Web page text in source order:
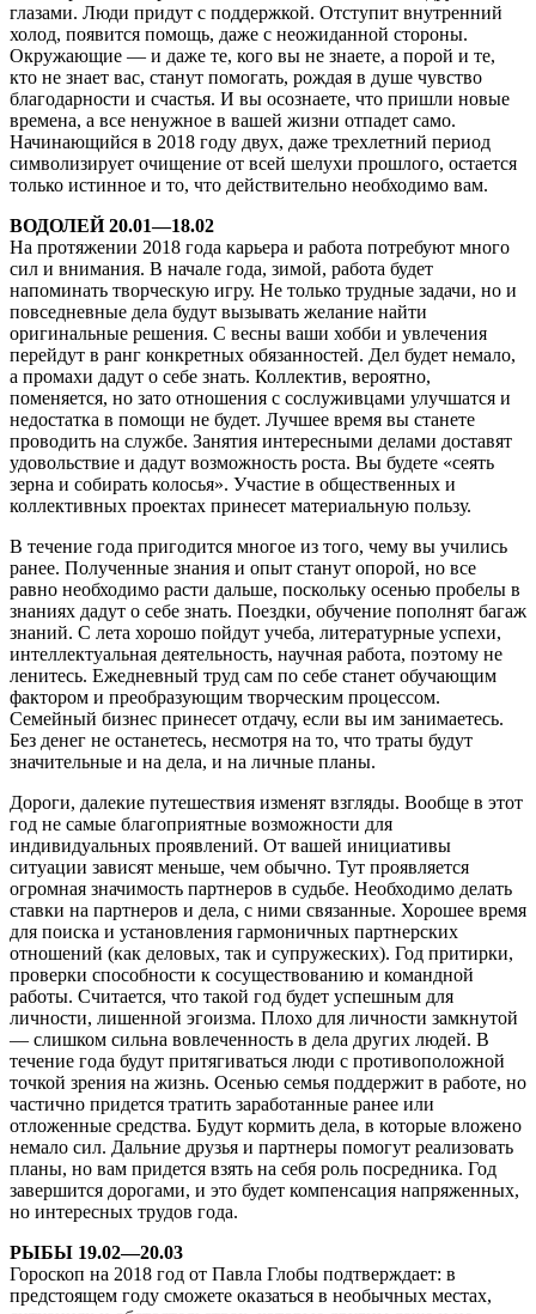
глазами. Люди придут с поддержкой. Отступит внутренний
холод, появится помощь, даже с неожиданной стороны.
Окружающие — и даже те, кого вы не знаете, а порой и те,
кто не знает вас, станут помогать, рождая в душе чувство
благодарности и счастья. И вы осознаете, что пришли новые
времена, а все ненужное в вашей жизни отпадет само.
Начинающийся в 2018 году двух, даже трехлетний период
символизирует очищение от всей шелухи прошлого, остается
только истинное и то, что действительно необходимо вам.
ВОДОЛЕЙ 20.01—18.02
На протяжении 2018 года карьера и работа потребуют много
сил и внимания. В начале года, зимой, работа будет
напоминать творческую игру. Не только трудные задачи, но и
повседневные дела будут вызывать желание найти
оригинальные решения. С весны ваши хобби и увлечения
перейдут в ранг конкретных обязанностей. Дел будет немало,
а промахи дадут о себе знать. Коллектив, вероятно,
поменяется, но зато отношения с сослуживцами улучшатся и
недостатка в помощи не будет. Лучшее время вы станете
проводить на службе. Занятия интересными делами доставят
удовольствие и дадут возможность роста. Вы будете «сеять
зерна и собирать колосья». Участие в общественных и
коллективных проектах принесет материальную пользу.
В течение года пригодится многое из того, чему вы учились
ранее. Полученные знания и опыт станут опорой, но все
равно необходимо расти дальше, поскольку осенью пробелы в
знаниях дадут о себе знать. Поездки, обучение пополнят багаж
знаний. С лета хорошо пойдут учеба, литературные успехи,
интеллектуальная деятельность, научная работа, поэтому не
ленитесь. Ежедневный труд сам по себе станет обучающим
фактором и преобразующим творческим процессом.
Семейный бизнес принесет отдачу, если вы им занимаетесь.
Без денег не останетесь, несмотря на то, что траты будут
значительные и на дела, и на личные планы.
Дороги, далекие путешествия изменят взгляды. Вообще в этот
год не самые благоприятные возможности для
индивидуальных проявлений. От вашей инициативы
ситуации зависят меньше, чем обычно. Тут проявляется
огромная значимость партнеров в судьбе. Необходимо делать
ставки на партнеров и дела, с ними связанные. Хорошее время
для поиска и установления гармоничных партнерских
отношений (как деловых, так и супружеских). Год притирки,
проверки способности к сосуществованию и командной
работы. Считается, что такой год будет успешным для
личности, лишенной эгоизма. Плохо для личности замкнутой
— слишком сильна вовлеченность в дела других людей. В
течение года будут притягиваться люди с противоположной
точкой зрения на жизнь. Осенью семья поддержит в работе, но
частично придется тратить заработанные ранее или
отложенные средства. Будут кормить дела, в которые вложено
немало сил. Дальние друзья и партнеры помогут реализовать
планы, но вам придется взять на себя роль посредника. Год
завершится дорогами, и это будет компенсация напряженных,
но интересных трудов года.
РЫБЫ 19.02—20.03
Гороскоп на 2018 год от Павла Глобы подтверждает: в
предстоящем году сможете оказаться в необычных местах,